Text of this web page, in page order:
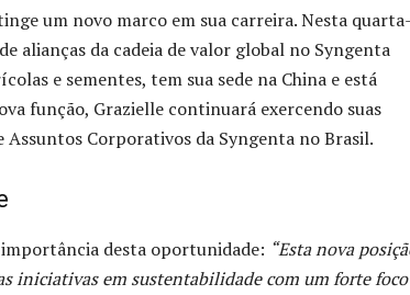
um novo marco em sua carreira. Nesta quarta-
alianças da cadeia de valor global no Syngenta
e sementes, tem sua sede na China e está
função, Grazielle continuará exercendo suas
Corporativos da Syngenta no Brasil.
importância desta oportunidade: “Esta nova
iniciativas em sustentabilidade com um forte